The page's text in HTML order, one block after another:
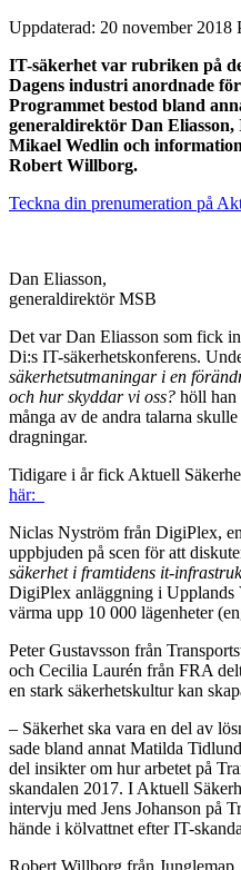
Uppdaterad: 20 november 2018
IT-säkerhet var rubriken på
Dagens industri anordnade
Programmet bestod bland
generaldirektör Dan
Mikael Wedlin och
Robert Willborg.
Teckna din prenumeration på
Dan Eliasson,
generaldirektör MSB
Det var Dan Eliasson som fick
Di:s IT-säkerhetskonferens.
säkerhetsutmaningar i en
och hur skyddar vi oss? höll han
många av de andra talarna
dragningar.
Tidigare i år fick Aktuell
här:
Niclas Nyström från DigiPlex,
uppbjuden på scen för att
säkerhet i framtidens it-
DigiPlex anläggning i Upplands
värma upp 10 000 lägenheter
Peter Gustavsson från
och Cecilia Laurén från FRA
en stark säkerhetskultur kan
– Säkerhet ska vara en del av
sade bland annat Matilda
del insikter om hur arbetet på
skandalen 2017. I Aktuell
intervju med Jens Johanson på
hände i kölvattnet efter IT-
Robert Willborg från